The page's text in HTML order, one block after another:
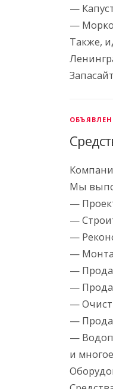
—
—
Также,
Мы
—
—
—
—
—
—
—
—
—
и